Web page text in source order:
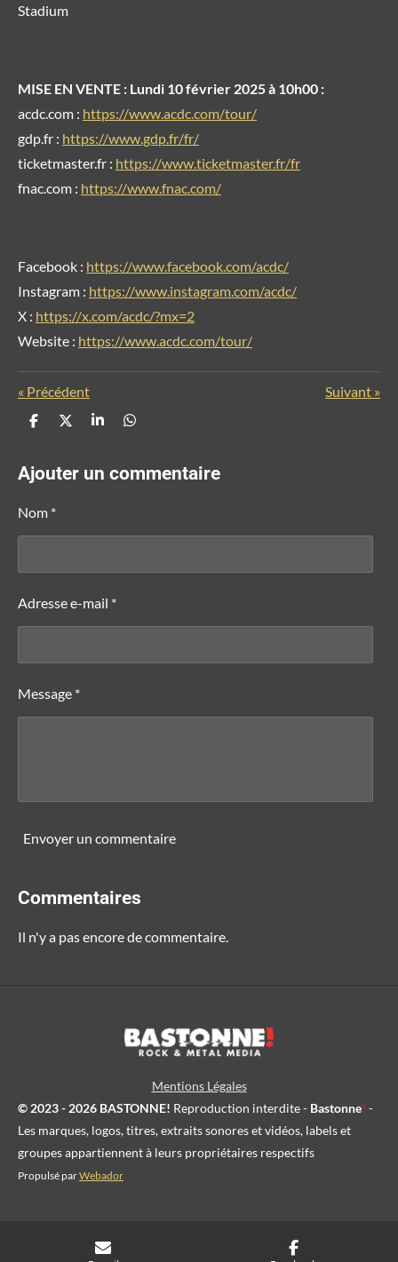
Stadium
MISE EN VENTE : Lundi 10 février 2025 à 10h00 :
acdc.com : https://www.acdc.com/tour/
gdp.fr : https://www.gdp.fr/fr/
ticketmaster.fr : https://www.ticketmaster.fr/fr
fnac.com : https://www.fnac.com/
Facebook : https://www.facebook.com/acdc/
Instagram : https://www.instagram.com/acdc/
X : https://x.com/acdc/?mx=2
Website : https://www.acdc.com/tour/
« Précédent Suivant »
P
t
a
e
P
t
a
P
t
a
P
t
a
Ajouter un commentaire
Nom *
Adresse e-mail *
Message *
Envoyer un commentaire
Commentaires
Il n'y a pas encore de commentaire.
Mentions Légales
© 2023 - 2026 BASTONNE! Reproduction interdite - Bastonne! -
Les marques, logos, titres, extraits sonores et vidéos, labels et
groupes appartiennent à leurs propriétaires respectifs
Propulsé parWebador